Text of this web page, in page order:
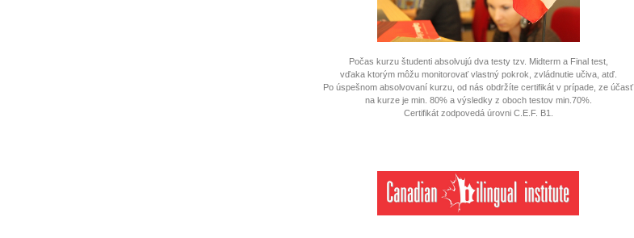
Počas kurzu študenti absolvujú dva testy tzv. Midterm a Final test,
vďaka ktorým môžu monitorovať vlastný pokrok, zvládnutie učiva, atď.
Po úspešnom absolvovaní kurzu, od nás obdržíte certifikát v prípade, ze účasť
na kurze je min. 80% a výsledky z oboch testov min.70%.
Certifikát zodpovedá úrovni C.E.F. B1.